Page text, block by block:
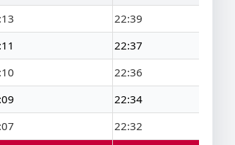
22:39
22:37
22:36
22:34
22:32